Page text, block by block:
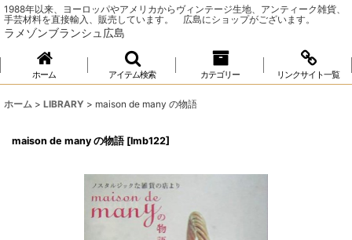
1988年以来、ヨーロッパやアメリカからヴィンテージ生地、アンティーク雑貨、
手芸材料を直接輸入、販売しています。 広島にショップがございます。
ラメゾンブランシュ広島
ホーム アイテム検索 カテゴリー リンクサイト一覧
ホーム > LIBRARY > maison de many の物語
maison de many の物語 [lmb122]